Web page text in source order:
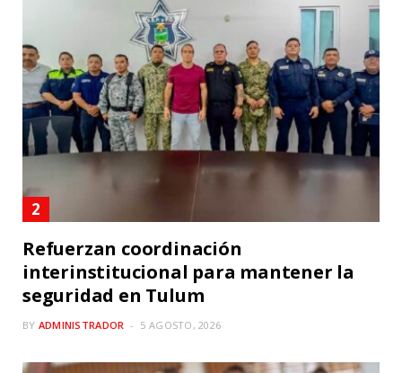
Refuerzan coordinación
interinstitucional para mantener la
seguridad en Tulum
BY ADMINISTRADOR 5 AGOSTO, 2026